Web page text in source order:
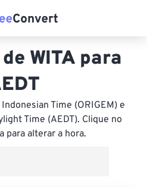
WITA para
Time (ORIGEM) e
Time (AEDT). Clique no
para alterar a hora.